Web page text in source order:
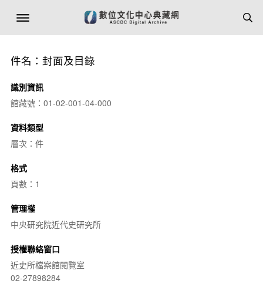
件名：封面及目錄
識別資訊
館藏號：01-02-001-04-000
資料類型
層次：件
格式
頁數：1
管理權
中央研究院近代史研究所
授權聯絡窗口
近史所檔案館閱覽室
02-27898284